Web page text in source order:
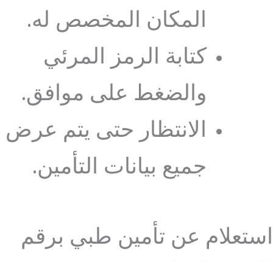
المكان المخصص له.
كتابة الرمز المرئي
والضغط على موافق.
الانتظار حتى يتم عرض
جميع بيانات التأمين.
استعلام عن تأمين طبي برقم